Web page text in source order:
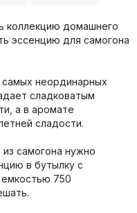
коллекцию домашнего
эссенцию для самогона
неординарных
сладковатым
а в аромате
сладости.
самогона нужно
в бутылку с
750